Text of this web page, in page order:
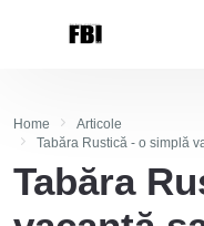
Home
Articole
Tabăra Rustică - o simplă
Tabăra